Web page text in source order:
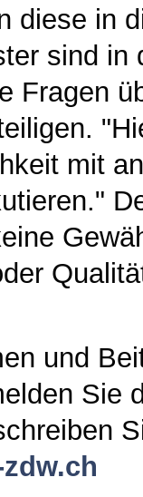
diese in
sind in
Fragen
mit
und
Sie